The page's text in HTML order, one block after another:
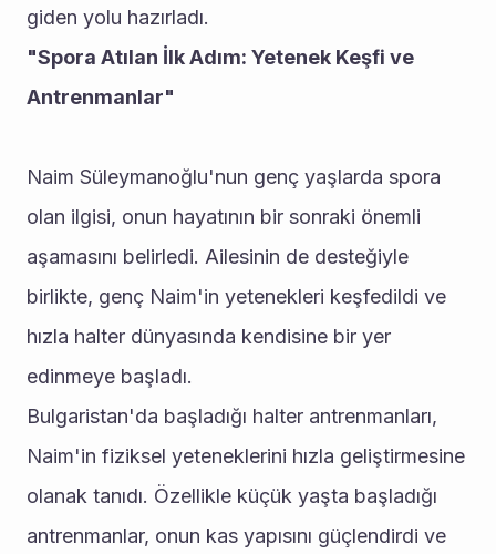
giden yolu hazırladı.
"Spora Atılan İlk Adım: Yetenek Keşfi ve
Antrenmanlar"
Naim Süleymanoğlu'nun genç yaşlarda spora
olan ilgisi, onun hayatının bir sonraki önemli
aşamasını belirledi. Ailesinin de desteğiyle
birlikte, genç Naim'in yetenekleri keşfedildi ve
hızla halter dünyasında kendisine bir yer
edinmeye başladı.
Bulgaristan'da başladığı halter antrenmanları,
Naim'in fiziksel yeteneklerini hızla geliştirmesine
olanak tanıdı. Özellikle küçük yaşta başladığı
antrenmanlar, onun kas yapısını güçlendirdi ve